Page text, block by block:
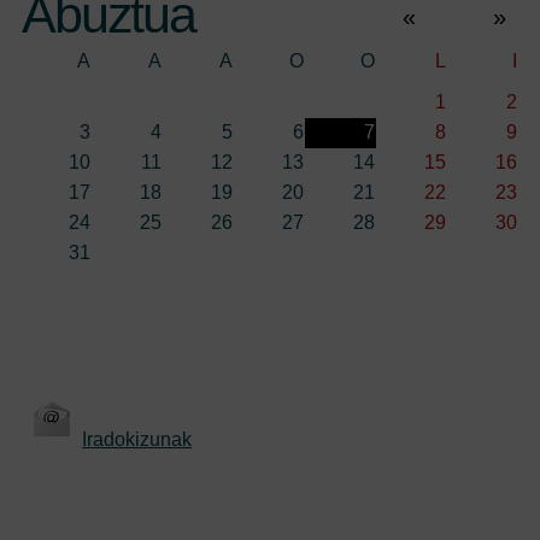
Abuztua « »
A A A O O
1
2
3
4 5 6 7 8
9
10
11 12 13 14 15
16
17
18 19 20 21 22
23
24
25 26 27 28 29
30
31
Iradokizunak